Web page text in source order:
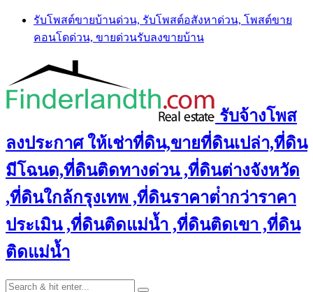
Skip
content
รับโพสต์ขายบ้านด่วน, รับโพสต์อสังหาด่วน, โพสต์ขาย
คอนโดด่วน, ขายด่วนรับลงขายบ้าน
รับจ้างโพส
ลงประกาศ ให้เช่าที่ดิน,ขายที่ดินเปล่า,ที่ดิน
มีโฉนด,ที่ดินติดทางด่วน ,ที่ดินต่างจังหวัด
,ที่ดินใกล้กรุงเทพ ,ที่ดินราคาต่ํากว่าราคา
ประเมิน ,ที่ดินติดแม่น้ำ ,ที่ดินติดเขา ,ที่ดิน
ติดแม่น้ำ